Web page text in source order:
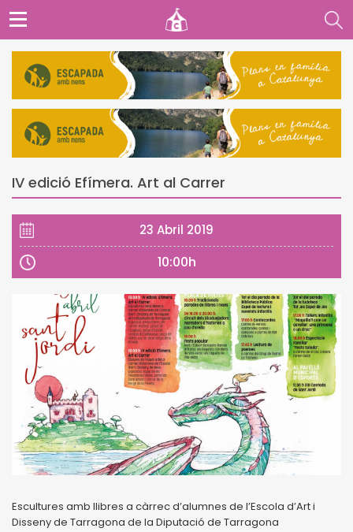
IV edició Efímera. Art al Carrer
23 Abril 2019
10:00h
Escultures amb llibres a càrrec d’alumnes de l’Escola d’Art i
Disseny de Tarragona de la Diputació de Tarragona